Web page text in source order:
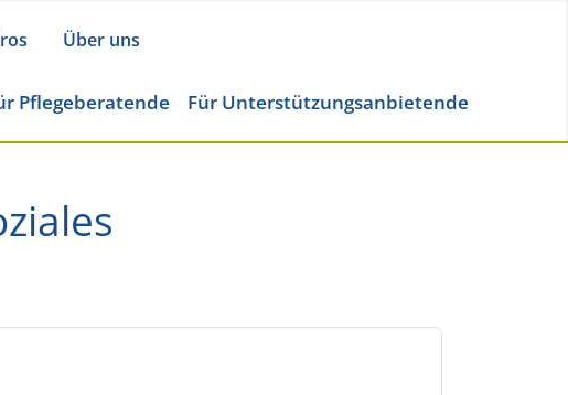
Über uns
Pflegeberatende Für Unterstützungsanbietende